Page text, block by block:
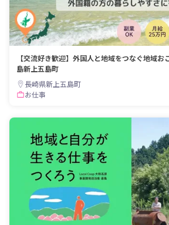
【交流好き歓迎】外国人と地域をつなぐ地域
島新上五島町
長崎県新上五島町
お仕事